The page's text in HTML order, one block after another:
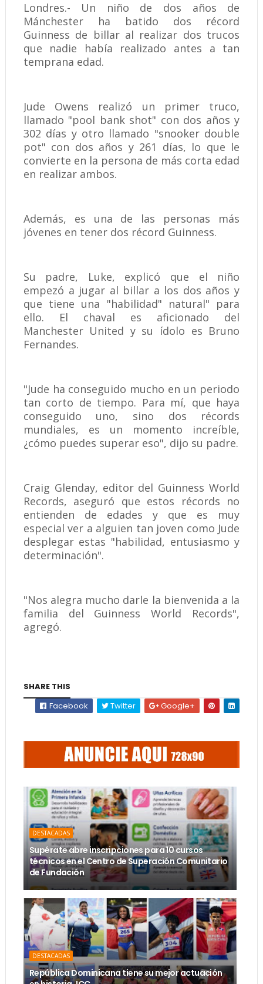
Londres.- Un niño de dos años de
Mánchester ha batido dos récord
Guinness de billar al realizar dos trucos
que nadie había realizado antes a tan
temprana edad.
Jude Owens realizó un primer truco,
llamado "pool bank shot" con dos años y
302 días y otro llamado "snooker double
pot" con dos años y 261 días, lo que le
convierte en la persona de más corta edad
en realizar ambos.
Además, es una de las personas más
jóvenes en tener dos récord Guinness.
Su padre, Luke, explicó que el niño
empezó a jugar al billar a los dos años y
que tiene una "habilidad" natural" para
ello. El chaval es aficionado del
Manchester United y su ídolo es Bruno
Fernandes.
"Jude ha conseguido mucho en un periodo
tan corto de tiempo. Para mí, que haya
conseguido uno, sino dos récords
mundiales, es un momento increíble,
¿cómo puedes superar eso", dijo su padre.
Craig Glenday, editor del Guinness World
Records, aseguró que estos récords no
entienden de edades y que es muy
especial ver a alguien tan joven como Jude
desplegar estas "habilidad, entusiasmo y
determinación".
"Nos alegra mucho darle la bienvenida a la
familia del Guinness World Records",
agregó.
SHARE THIS
Facebook
Twitter Google+
DESTACADAS
Supérate abre inscripciones para 10 cursos
técnicos en el Centro de Superación Comunitario
de Fundación
DESTACADAS
República Dominicana tiene su mejor actuación